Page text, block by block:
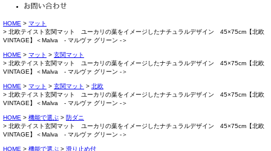
HOME
マット
北欧テイスト玄関マット ユーカリの葉をイメージしたナチュラルデザイン 45×75cm【北欧
VINTAGE】＜Malva - マルヴァ グリーン -＞
HOME マット
玄関マット
北欧テイスト玄関マット ユーカリの葉をイメージしたナチュラルデザイン 45×75cm【北欧
VINTAGE】＜Malva - マルヴァ グリーン -＞
HOME マット 玄関マット
北欧
北欧テイスト玄関マット ユーカリの葉をイメージしたナチュラルデザイン 45×75cm【北欧
VINTAGE】＜Malva - マルヴァ グリーン -＞
HOME 機能で選ぶ
防ダニ
北欧テイスト玄関マット ユーカリの葉をイメージしたナチュラルデザイン 45×75cm【北欧
VINTAGE】＜Malva - マルヴァ グリーン -＞
HOME 機能で選ぶ 滑り止め付